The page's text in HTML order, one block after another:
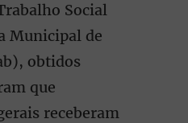
Social
Municipal de
obtidos
que
receberam